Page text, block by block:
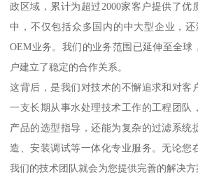
政区域，累计为超过2000家客户提供了优
中，不仅包括众多国内的中大型企业，
OEM业务。我们的业务范围已延伸至全球
户建立了稳定的合作关系。
这背后，是我们对技术的不懈追求和对客
一支长期从事水处理技术工作的工程团队
产品的选型指导，还能为复杂的过滤系统
造、安装调试等一体化专业服务。无论您
我们的技术团队就会为您提供完善的解决方